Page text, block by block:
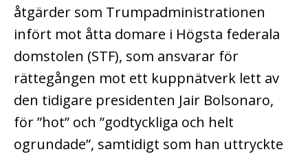
åtgärder som Trumpadministrationen
infört mot åtta domare i Högsta federala
domstolen (STF), som ansvarar för
rättegången mot ett kuppnätverk lett av
den tidigare presidenten Jair Bolsonaro,
för ”hot” och ”godtyckliga och helt
ogrundade”, samtidigt som han uttryckte